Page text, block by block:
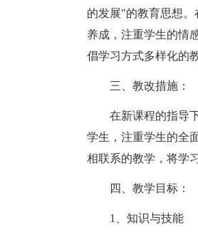
的发展"的教育思想
养成，注重学生的情
倡学习方式多样化的
三、教改措施：
在新课程的指导
学生，注重学生的全
相联系的教学，将学
四、教学目标：
1、知识与技能